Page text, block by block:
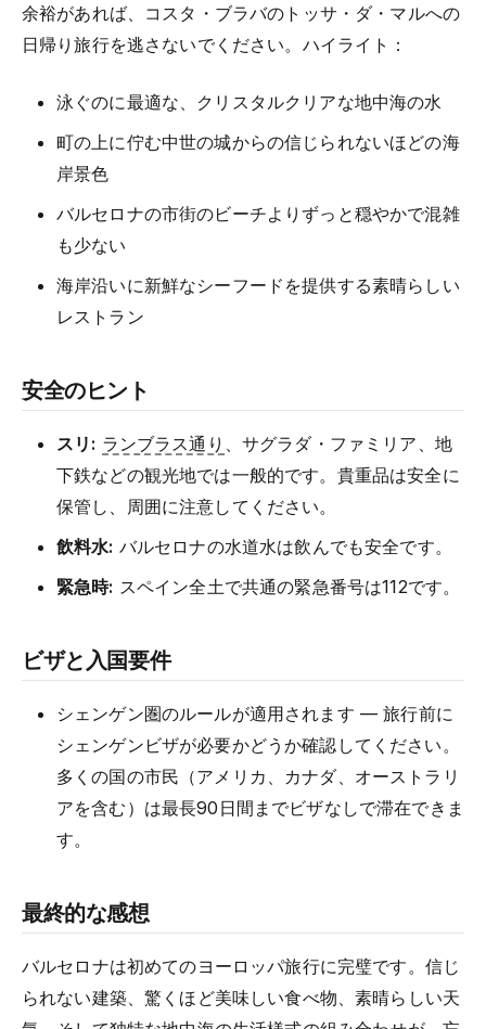
余裕があれば、コスタ・ブラバのトッサ・ダ・マルへの
日帰り旅行を逃さないでください。ハイライト：
泳ぐのに最適な、クリスタルクリアな地中海の水
町の上に佇む中世の城からの信じられないほどの海
岸景色
バルセロナの市街のビーチよりずっと穏やかで混雑
も少ない
海岸沿いに新鮮なシーフードを提供する素晴らしい
レストラン
安全のヒント
スリ: ランブラス通り
、サグラダ・ファミリア、地
下鉄などの観光地では一般的です。貴重品は安全に
保管し、周囲に注意してください。
飲料水: バルセロナの水道水は飲んでも安全です。
緊急時: スペイン全土で共通の緊急番号は112です。
ビザと入国要件
シェンゲン圏のルールが適用されます — 旅行前に
シェンゲンビザが必要かどうか確認してください。
多くの国の市民（アメリカ、カナダ、オーストラリ
アを含む）は最長90日間までビザなしで滞在できま
す。
最終的な感想
バルセロナは初めてのヨーロッパ旅行に完璧です。信じ
られない建築、驚くほど美味しい食べ物、素晴らしい天